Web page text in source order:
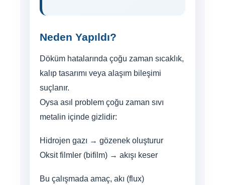
Neden Yapıldı?
Döküm hatalarında çoğu zaman sıcaklık,
kalıp tasarımı veya alaşım bileşimi
suçlanır.
Oysa asıl problem çoğu zaman sıvı
metalin içinde gizlidir:
Hidrojen gazı → gözenek oluşturur
Oksit filmler (bifilm) → akışı keser
Bu çalışmada amaç, akı (flux)